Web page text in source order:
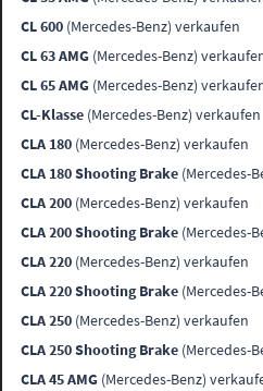
CL 600 (Mercedes-Benz) verkaufen
CL 63 AMG (Mercedes-Benz)
CL 65 AMG (Mercedes-Benz)
CL-Klasse (Mercedes-Benz) verkaufen
CLA 180 (Mercedes-Benz) verkaufen
CLA 180 Shooting Brake (Mercedes-
CLA 200 (Mercedes-Benz) verkaufen
CLA 200 Shooting Brake (Mercedes-
CLA 220 (Mercedes-Benz) verkaufen
CLA 220 Shooting Brake (Mercedes-
CLA 250 (Mercedes-Benz) verkaufen
CLA 250 Shooting Brake (Mercedes-
CLA 45 AMG (Mercedes-Benz)